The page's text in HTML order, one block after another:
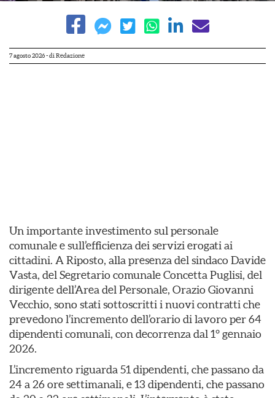
7 agosto 2026- di Redazione
Un importante investimento sul personale
comunale e sull’efficienza dei servizi erogati ai
cittadini. A Riposto, alla presenza del sindaco Davide
Vasta, del Segretario comunale Concetta Puglisi, del
dirigente dell’Area del Personale, Orazio Giovanni
Vecchio, sono stati sottoscritti i nuovi contratti che
prevedono l’incremento dell’orario di lavoro per 64
dipendenti comunali, con decorrenza dal 1° gennaio
2026.
L’incremento riguarda 51 dipendenti, che passano da
24 a 26 ore settimanali, e 13 dipendenti, che passano